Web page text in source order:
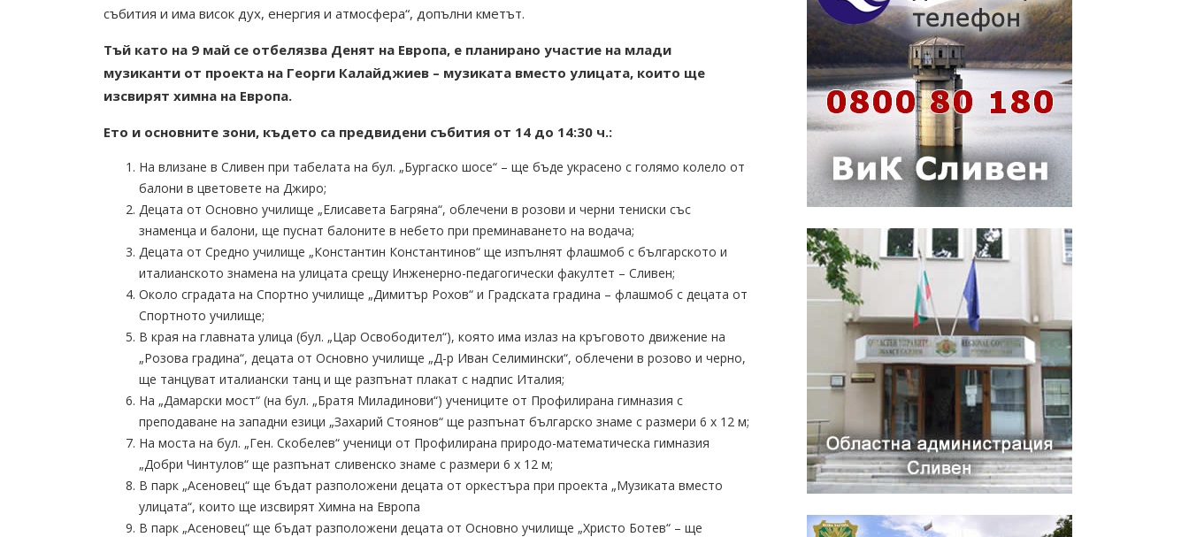
събития и има висок дух, енергия и атмосфера“, допълни кметът.
Тъй като на 9 май се отбелязва Денят на Европа, е планирано участие на млади
музиканти от проекта на Георги Калайджиев – музиката вместо улицата, които ще
изсвирят химна на Европа.
Ето и основните зони, където са предвидени събития от 14 до 14:30 ч.:
На влизане в Сливен при табелата на бул. „Бургаско шосе“ – ще бъде украсено с голямо колело от
балони в цветовете на Джиро;
Децата от Основно училище „Елисавета Багряна“, облечени в розови и черни тениски със
знаменца и балони, ще пуснат балоните в небето при преминаването на водача;
Децата от Средно училище „Константин Константинов“ ще изпълнят флашмоб с българското и
италианското знамена на улицата срещу Инженерно-педагогически факултет – Сливен;
Около сградата на Спортно училище „Димитър Рохов“ и Градската градина – флашмоб с децата от
Спортното училище;
В края на главната улица (бул. „Цар Освободител“), която има излаз на кръговото движение на
„Розова градина“, децата от Основно училище „Д-р Иван Селимински“, облечени в розово и черно,
ще танцуват италиански танц и ще разпънат плакат с надпис Италия;
На „Дамарски мост“ (на бул. „Братя Миладинови“) учениците от Профилирана гимназия с
преподаване на западни езици „Захарий Стоянов“ ще разпънат българско знаме с размери 6 х 12 м;
На моста на бул. „Ген. Скобелев“ ученици от Профилирана природо-математическа гимназия
„Добри Чинтулов“ ще разпънат сливенско знаме с размери 6 х 12 м;
В парк „Асеновец“ ще бъдат разположени децата от оркестъра при проекта „Музиката вместо
улицата“, които ще изсвирят Химна на Европа
В парк „Асеновец“ ще бъдат разположени децата от Основно училище „Христо Ботев“ – ще